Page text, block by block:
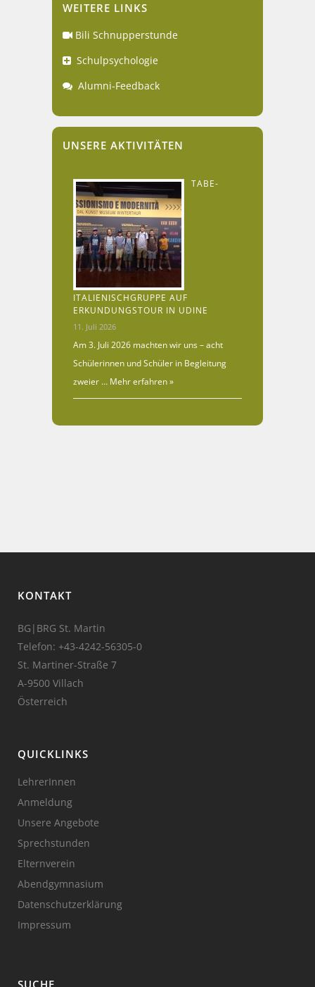
WEITERE LINKS
Bili Schnupperstunde
Schulpsychologie
Alumni-Feedback
UNSERE AKTIVITÄTEN
TABE-
ITALIENISCHGRUPPE AUF
ERKUNDUNGSTOUR IN UDINE
11. Juli 2026
Am 3. Juli 2026 machten wir uns – acht
Schülerinnen und Schüler in Begleitung
zweier … Mehr erfahren »
KONTAKT
BG|BRG St. Martin
Telefon: +43-4242-56305-0
St. Martiner-Straße 7
A-9500 Villach
Österreich
QUICKLINKS
LehrerInnen
Anmeldung
Unsere Angebote
Sprechstunden
Elternverein
Abendgymnasium
Datenschutzerklärung
Impressum
SUCHE